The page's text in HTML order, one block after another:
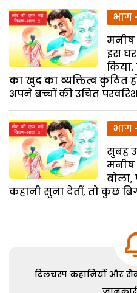
भाग
मनीष
इस
का खुद का व्यक्तित्व कुुंठित
अपने बच्चों की उचित
भाग
सुबह
मनीष
कहानी सुना देतीं, तो कुछ
दिलचस्प कहानियों और